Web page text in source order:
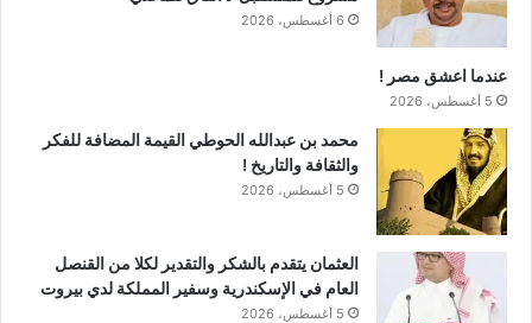
6 أغسطس، 2026
عندما اعشق مصر !
5 أغسطس، 2026
محمد بن عبدالله الحوطي القيمة المضافة للفكر
والثقافة والتاريخ !
5 أغسطس، 2026
العثمان يتقدم بالشكر والتقدير لكلا من القنصل
العام في الإسكندرية وسفير المملكة لدي بيروت
5 أغسطس، 2026